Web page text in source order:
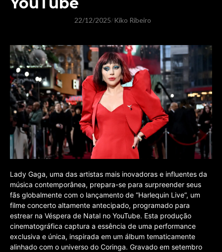
22/12/2025/ Kiko Ribeiro
Lady Gaga, uma das artistas mais inovadoras e influentes da
música contemporânea, prepara-se para surpreender seus
fãs globalmente com o lançamento de “Harlequin Live”, um
filme concerto altamente antecipado, programado para
estrear na Véspera de Natal no YouTube. Esta produção
cinematográfica captura a essência de uma performance
exclusiva e única, inspirada em um álbum tematicamente
alinhado com o universo do Coringa. Gravado em setembro